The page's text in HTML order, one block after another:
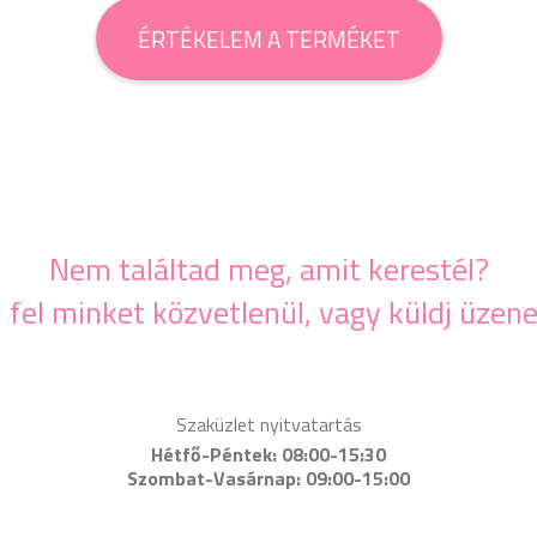
ÉRTÉKELEM A TERMÉKET
Nem találtad meg, amit kerestél?
fel minket közvetlenül, vagy küldj
Szaküzlet nyitvatartás
Hétfő-Péntek: 08:00-15:30
Szombat-Vasárnap: 09:00-15:00